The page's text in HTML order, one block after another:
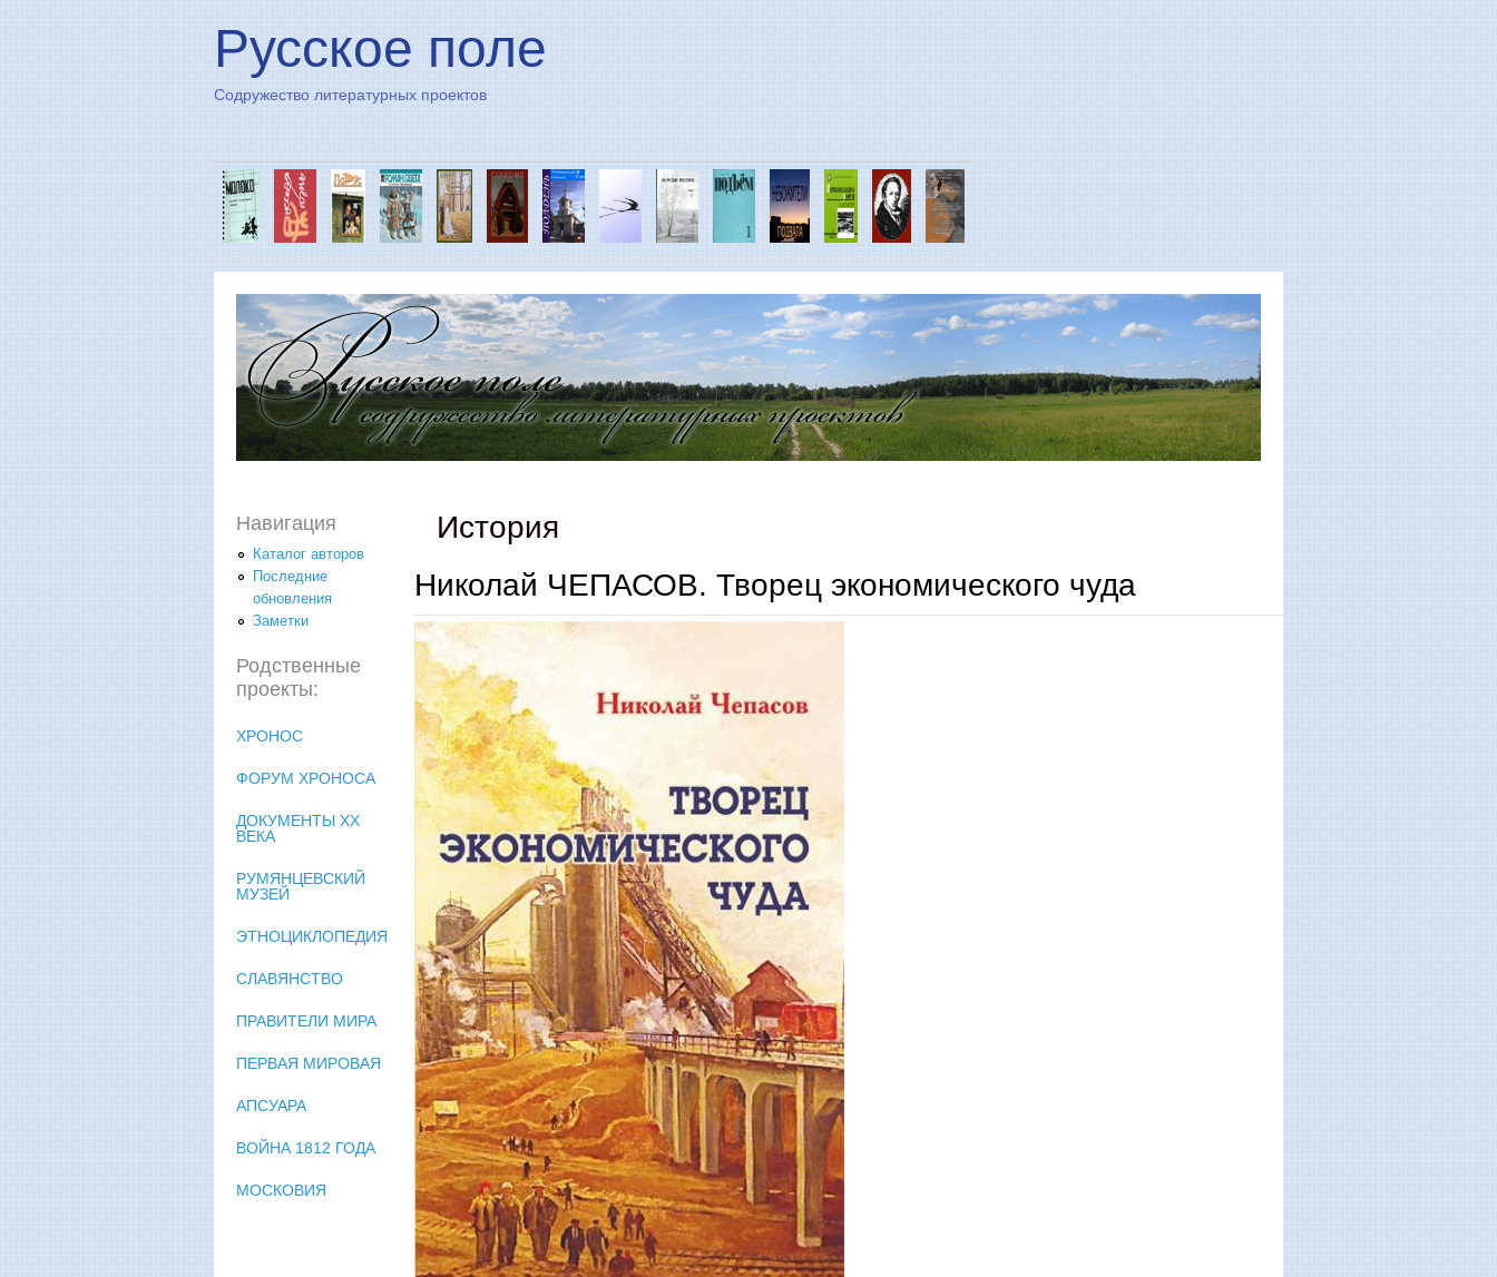
Русское поле
Содружество литературных проектов
История
Николай ЧЕПАСОВ. Творец экономического чуда
Навигация
Каталог авторов
Последние
обновления
Заметки
Родственные
проекты:
ХРОНОС
ФОРУМ ХРОНОСА
ДОКУМЕНТЫ XX
ВЕКА
РУМЯНЦЕВСКИЙ
МУЗЕЙ
ЭТНОЦИКЛОПЕДИЯ
СЛАВЯНСТВО
ПРАВИТЕЛИ МИРА
ПЕРВАЯ МИРОВАЯ
АПСУАРА
ВОЙНА 1812 ГОДА
МОСКОВИЯ